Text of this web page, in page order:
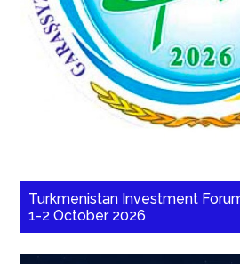
Turkmenistan Investment
1-2 October 2026